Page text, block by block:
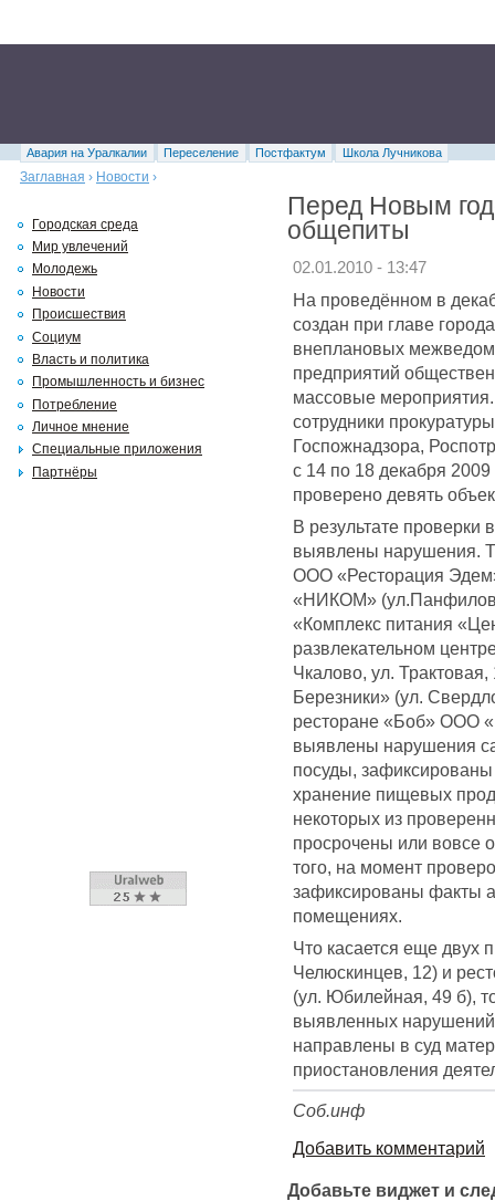
Авария на Уралкалии Переселение Постфактум
Школа Лучникова
Заглавная › Новости ›
Перед Новым
общепиты
02.01.2010 - 13:47
На проведённом в
создан при главе
внеплановых
предприятий
массовые
сотрудники
Госпожнадзора,
с 14 по 18 декабря
проверено девять
В результате
выявлены нарушения.
ООО «Ресторация
«НИКОМ»
«Комплекс питания
развлекательном
Чкалово, ул.
Березники» (ул.
ресторане «Боб» ООО
выявлены нарушения
посуды,
хранение пищевых
некоторых из
просрочены или вовсе
того, на момент
зафиксированы факты
помещениях.
Что касается еще двух
Челюскинцев, 12) и
(ул. Юбилейная, 49 б),
выявленных
направлены в суд
приостановления
Соб.инф
Добавить комментарий
Добавьте виджет и
Городская среда
Мир увлечений
Молодежь
Новости
Происшествия
Социум
Власть и политика
Промышленность и бизнес
Потребление
Личное мнение
Специальные приложения
Партнёры